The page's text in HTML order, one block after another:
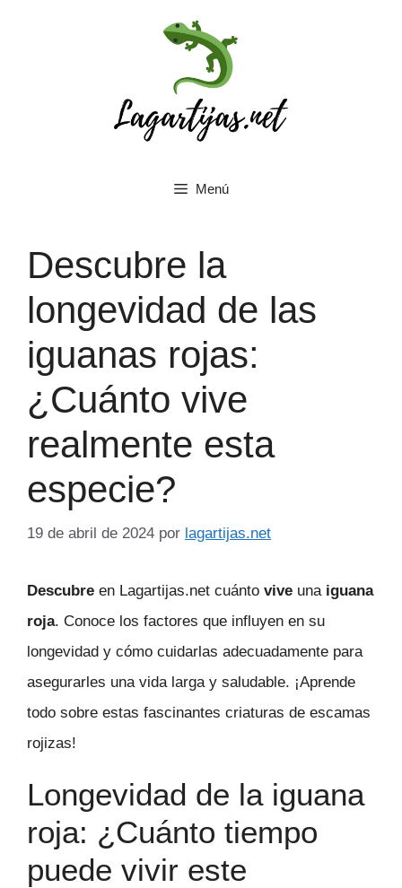
Menú
Descubre la
longevidad de las
iguanas rojas:
¿Cuánto vive
realmente esta
especie?
19 de abril de 2024 por lagartijas.net
Descubre en Lagartijas.net cuánto vive una iguana
roja. Conoce los factores que influyen en su
longevidad y cómo cuidarlas adecuadamente para
asegurarles una vida larga y saludable. ¡Aprende
todo sobre estas fascinantes criaturas de escamas
rojizas!
Longevidad de la iguana
roja: ¿Cuánto tiempo
puede vivir este